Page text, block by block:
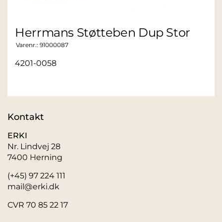
Herrmans Støtteben Dup Stor
Varenr.: 91000087
4201-0058
Kontakt
ERKI
Nr. Lindvej 28
7400 Herning
(+45) 97 224 111
mail@erki.dk
CVR 70 85 22 17